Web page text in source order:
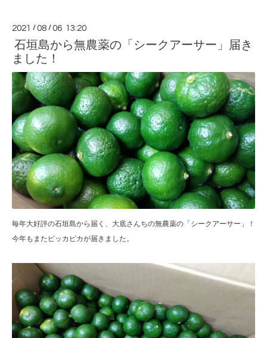
2021 /08 /06 13:20
石垣島から無農薬の「シークアーサー」届き
ました！
毎年大好評の石垣島から届く、大底さんちの無農薬の「シークアーサー」！
今年もまたピッカピカが届きました。